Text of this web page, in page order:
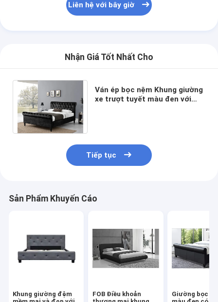
Liên hệ với bây giờ
Nhận Giá Tốt Nhất Cho
Ván ép bọc nệm Khung giường
xe trượt tuyết màu đen với
Tiếp tục
Sản Phẩm Khuyến Cáo
Khung giường đệm
FOB Điều khoản
Giường bọc